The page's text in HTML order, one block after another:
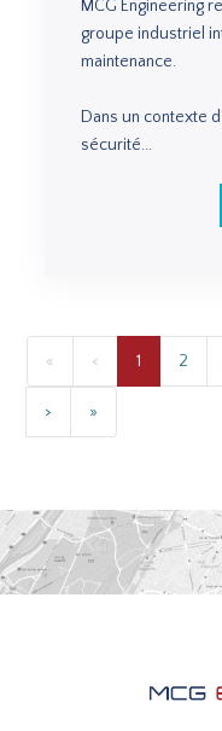
MCG Engineering
groupe industriel
maintenance.
Dans un contexte
sécurité...
« < 1 2
> »